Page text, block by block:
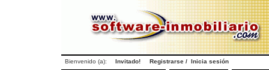
Bienvenido (a): Invitado! Registrarse / Inicia sesión